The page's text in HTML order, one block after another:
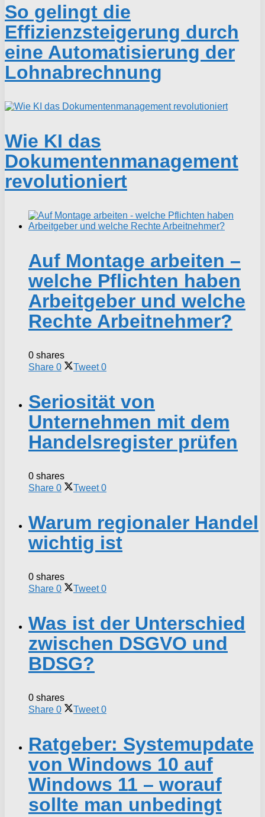
So gelingt die
Effizienzsteigerung durch
eine Automatisierung der
Lohnabrechnung
Wie KI das
Dokumentenmanagement
revolutioniert
Auf Montage arbeiten –
welche Pflichten haben
Arbeitgeber und welche
Rechte Arbeitnehmer?
0 shares
Share 0 Tweet 0
Seriosität von
Unternehmen mit dem
Handelsregister prüfen
0 shares
Share 0 Tweet 0
Warum regionaler Handel
wichtig ist
0 shares
Share 0 Tweet 0
Was ist der Unterschied
zwischen DSGVO und
BDSG?
0 shares
Share 0 Tweet 0
Ratgeber: Systemupdate
von Windows 10 auf
Windows 11 – worauf
sollte man unbedingt